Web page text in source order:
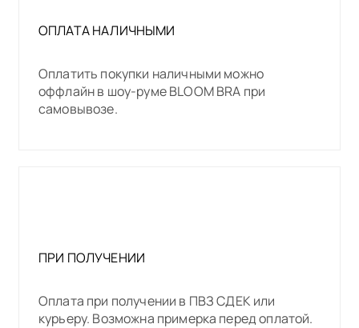
ОПЛАТА НАЛИЧНЫМИ
Оплатить покупки наличными можно
оффлайн в шоу-руме BLOOM BRA при
самовывозе.
ПРИ ПОЛУЧЕНИИ
Оплата при получении в ПВЗ СДЕК или
курьеру. Возможна примерка перед оплатой.